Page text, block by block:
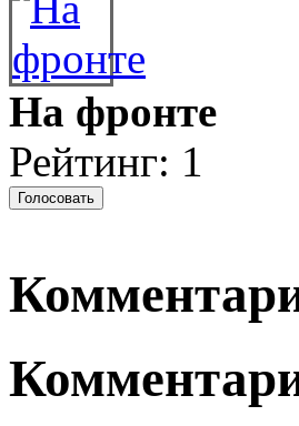
На фронте
Рейтинг: 1